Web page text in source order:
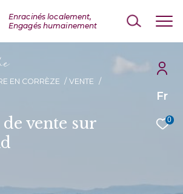
Fr
0
e
EN CORRÈZE
VENTE
vente sur